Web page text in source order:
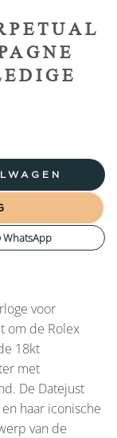
WhatsApp
voor
om de Rolex
18kt
met
De Datejust
haar iconische
van de